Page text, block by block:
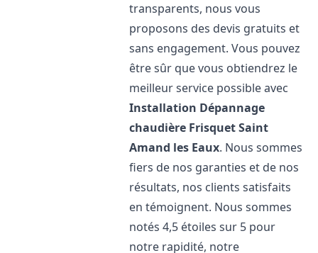
transparents, nous vous
proposons des devis gratuits et
sans engagement. Vous pouvez
être sûr que vous obtiendrez le
meilleur service possible avec
Installation Dépannage
chaudière FrisquetSaint
Amand les Eaux. Nous sommes
fiers de nos garanties et de nos
résultats, nos clients satisfaits
en témoignent. Nous sommes
notés 4,5 étoiles sur 5 pour
notre rapidité, notre